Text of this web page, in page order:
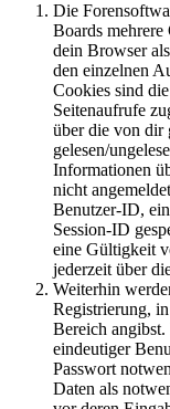
Die
Boards
dein Browser
den einzelnen
Cookies sind
Seitenaufrufe
über die von dir
gelesen/
Informationen
nicht
Benutzer-ID,
Session-ID
eine Gültigkeit
jederzeit über
Weiterhin
Registrierung,
Bereich
eindeutiger
Passwort
Daten als